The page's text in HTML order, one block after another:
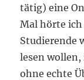
tätig) eine
Mal hörte ich
Studierende
lesen
ohne echte